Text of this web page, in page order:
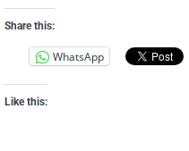
Share this:
WhatsApp
Like this: